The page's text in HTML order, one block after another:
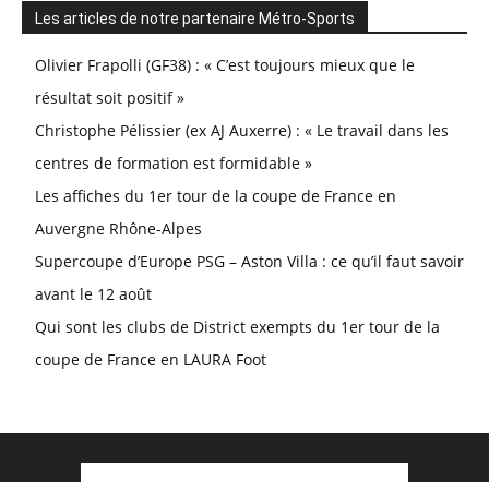
Les articles de notre partenaire Métro-Sports
Olivier Frapolli (GF38) : « C’est toujours mieux que le
résultat soit positif »
Christophe Pélissier (ex AJ Auxerre) : « Le travail dans les
centres de formation est formidable »
Les affiches du 1er tour de la coupe de France en
Auvergne Rhône-Alpes
Supercoupe d’Europe PSG – Aston Villa : ce qu’il faut savoir
avant le 12 août
Qui sont les clubs de District exempts du 1er tour de la
coupe de France en LAURA Foot